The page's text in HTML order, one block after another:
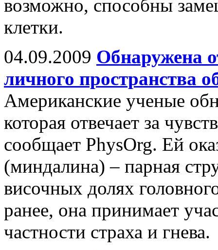
возможно, способны
клетки.
04.09.2009 Обнаружена
личного пространства
Американские ученые
которая отвечает за
сообщает PhysOrg. Ей
(миндалина) – парная
височных долях
ранее, она принимает
частности страха и гнева.